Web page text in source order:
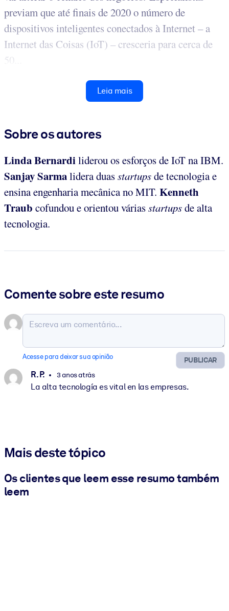
previam que até finais de 2020 o número de
dispositivos inteligentes conectados à Internet – a
Internet das Coisas (IoT) – cresceria para cerca de
50...
Leia mais
Sobre os autores
Linda Bernardiliderou os esforços de IoT na IBM.
Sanjay Sarmalidera duasstartupsde tecnologia e
ensina engenharia mecânica no MIT. Kenneth
Traub cofundou e orientou váriasstartupsde alta
tecnologia.
Comente sobre este resumo
PUBLICAR
Acesse para deixar sua opinião
R. P. 3 anos atrás
La alta tecnología es vital en las empresas.
Mais deste tópico
Os clientes que leem esse resumo também
leem